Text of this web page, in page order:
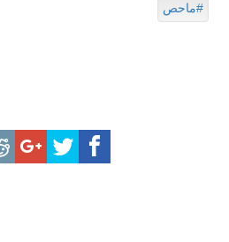
#ماحص